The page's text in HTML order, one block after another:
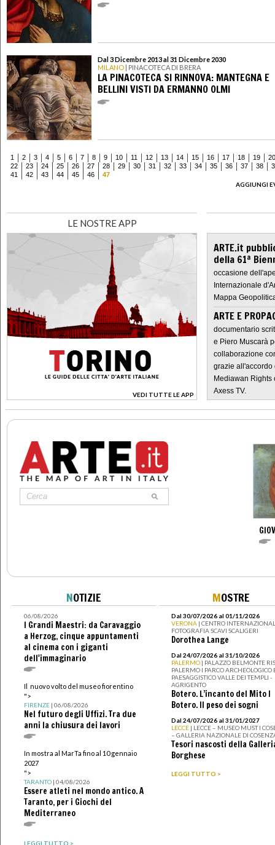
Dal 3 Dicembre 2013 al 31 Dicembre 2030
MILANO | PINACOTECA DI BRERA
LA PINACOTECA SI RINNOVA: MANTEGNA E
BELLINI VISTI DA ERMANNO OLMI
1 2 3 4 5 6 7 8 9 10 11 12 13 14 15 16 17 18 19
20
22
23 24 25 26 27 28 29 30 31 32 33 34 35 36 37 38
41
42 43 44 45 46
47
AGGIUNGI
LE NOSTRE APP
VEDI TUTTE LE APP
>
ARTE.it
della 61ª
occasione
Internazionale
Mappa
ARTE E
documentario
e Piero Muscarà
collaborazione
grazie all'accordo
Mediawan Rights
Axess TV.
NOTIZIE
06/08/2026
I Grandi Maestri: da Caravaggio
a Herzog, cinque appuntamenti
al cinema con i giganti
dell'immaginario
Il nuovo volto del museo fiorentino
">
FIRENZE| 06/08/2026
Nel futuro degli Uffizi. Tra due
anni la chiusura dei lavori
In mostra al MarTa fino al 10 gennaio
2027
">
TARANTO| 04/08/2026
Essere atleti nel mondo antico. A
Taranto, per i Giochi del
Mediterraneo
LEGGI TUTTO >
MOSTRE
Dal 30/07/2026 al 01/11/2026
VERONA | CENTRO
FOTOGRAFIA SCAVI SCALIGERI
Dorothea Lange
Dal 24/07/2026 al 31/10/2026
PALERMO | PALAZZO BELMONTE
PALERMO I PARCO ARCHEOLOGICO
PAESAGGISTICO VALLE DEI TEMPLI -
AGRIGENTO
Botero. L’incanto del Mito I
Botero. Il peso dei sogni
Dal 24/07/2026 al 31/01/2027
LECCE | LECCE – MUSEO MUST I
– GALLERIA NAZIONALE DI
Tesori nascosti della
Borghese
LEGGI TUTTO >